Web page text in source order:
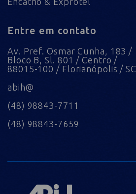
Entre em contato
Av. Pref. Osmar Cunha, 183 /
Bloco B, Sl. 801 / Centro /
88015-100 / Florianópolis / SC
abih@
(48) 98843-7711
(48) 98843-7659